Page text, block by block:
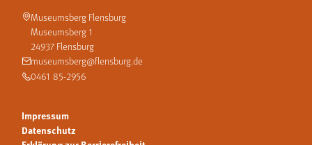
Museumsberg Flensburg
Museumsberg 1
24937 Flensburg
museumsberg@flensburg.de
0461 85-2956
Impressum
Datenschutz